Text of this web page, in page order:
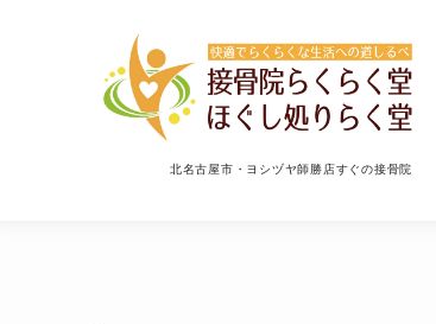
北名古屋市・ヨシヅヤ師勝店すぐの接骨院